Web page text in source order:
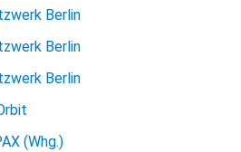
Berlin
Berlin
Berlin
(Whg.)